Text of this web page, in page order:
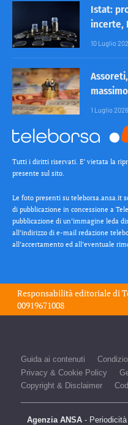
Istat:
incerte,
10 Luglio
1 Luglio 2026
Tutti i diritti riservati. E’ vietata la
presente sul sito.
Le foto presenti su teleborsa.ansa.it
di pubblicazione in concessione a
pubblicazione di un’immagine leda
all’indirizzo di e-mail redazione
all’accertamento ed all’eventuale
Responsabilità editoriale di
00919671008
Guida ai contenuti
Privacy & Cookie Policy
Copyright & Disclaimer
Agenzia ANSA -